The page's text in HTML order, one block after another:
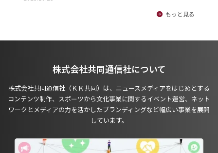
もっと見る
株式会社共同通信社について
株式会社共同通信社（ＫＫ共同）は、ニュースメディアをはじめとする
コンテンツ制作、スポーツから文化事業に関するイベント運営、ネット
ワークとメディアの力を活かしたブランディングなど幅広い事業を展開
しています。